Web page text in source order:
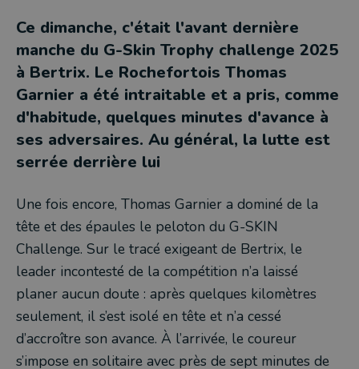
Ce dimanche, c'était l'avant dernière
manche du G-Skin Trophy challenge 2025
à Bertrix. Le Rochefortois Thomas
Garnier a été intraitable et a pris, comme
d'habitude, quelques minutes d'avance à
ses adversaires. Au général, la lutte est
serrée derrière lui
Une fois encore, Thomas Garnier a dominé de la
tête et des épaules le peloton du G-SKIN
Challenge. Sur le tracé exigeant de Bertrix, le
leader incontesté de la compétition n’a laissé
planer aucun doute : après quelques kilomètres
seulement, il s’est isolé en tête et n’a cessé
d’accroître son avance. À l’arrivée, le coureur
s’impose en solitaire avec près de sept minutes de